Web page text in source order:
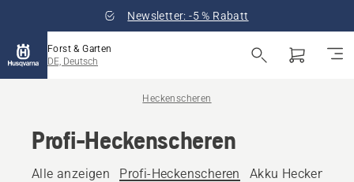
Newsletter: -5 % Rabatt
Forst & Garten
DE, Deutsch
Heckenscheren
Profi-Heckenscheren
Alle anzeigen Profi-Heckenscheren Akku